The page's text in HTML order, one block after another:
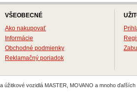
VŠEOBECNÉ
Ako nakupovať
Informácie
Obchodné podmienky
Reklamačný poriadok
úžitkové vozidlá MASTER, MOVANO a mnoho ďaľších